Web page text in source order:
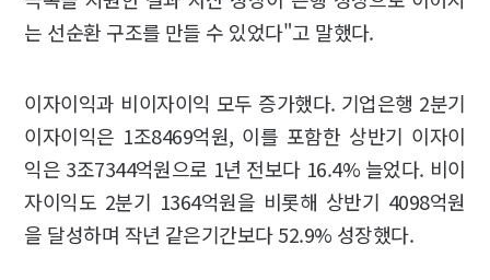
는 선순환 구조를 만들 수 있었다"고 말했다.
이자이익과 비이자이익 모두 증가했다. 기업은행 2분기
이자이익은 1조8469억원, 이를 포함한 상반기 이자이
익은 3조7344억원으로 1년 전보다 16.4% 늘었다. 비이
자이익도 2분기 1364억원을 비롯해 상반기 4098억원
을 달성하며 작년 같은기간보다 52.9% 성장했다.